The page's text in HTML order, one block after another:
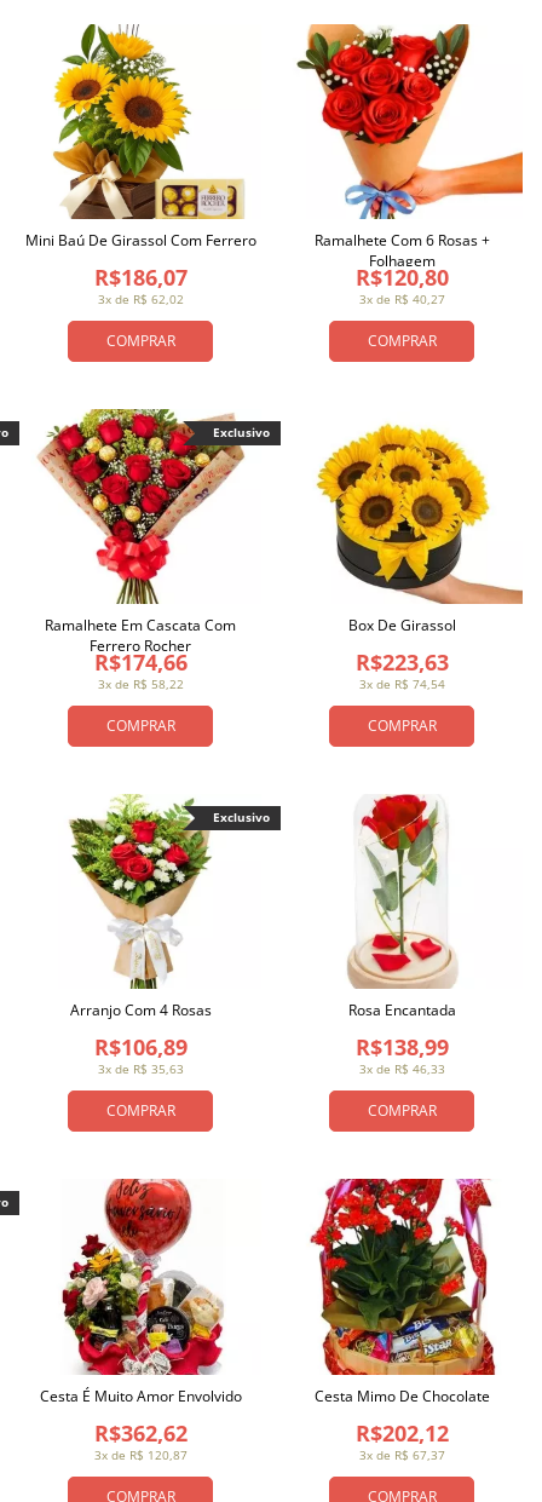
COMPRAR
3x de R$ 62,02
R$186,07
Mini Baú De Girassol Com Ferrero
COMPRAR
3x de R$ 40,27
R$120,80
Ramalhete Com 6 Rosas +
Folhagem
COMPRAR
3x de R$ 58,22
R$174,66
Ramalhete Em Cascata Com
Ferrero Rocher
Exclusivo
COMPRAR
3x de R$ 74,54
R$223,63
Box De Girassol
COMPRAR
3x de R$ 35,63
R$106,89
Arranjo Com 4 Rosas
Exclusivo
COMPRAR
3x de R$ 46,33
R$138,99
Rosa Encantada
COMPRAR
3x de R$ 120,87
R$362,62
Cesta É Muito Amor Envolvido
COMPRAR
3x de R$ 67,37
R$202,12
Cesta Mimo De Chocolate